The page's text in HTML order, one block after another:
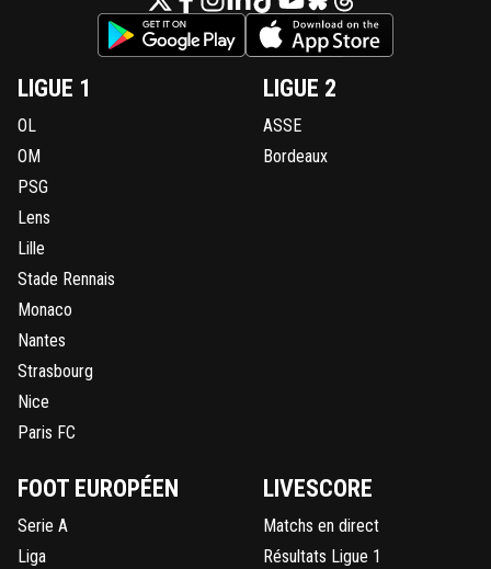
LIGUE 1
OL
OM
PSG
Lens
Lille
Stade Rennais
Monaco
Nantes
Strasbourg
Nice
Paris FC
LIGUE 2
ASSE
Bordeaux
FOOT EUROPÉEN
Serie A
Liga
LIVESCORE
Matchs en direct
Résultats Ligue 1